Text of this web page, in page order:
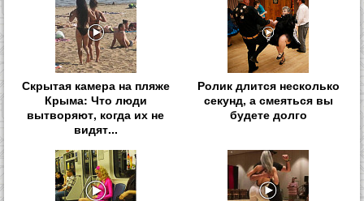
Скрытая камера на пляже
Крыма: Что люди
вытворяют, когда их не
видят...
Ролик длится несколько
секунд, а смеяться вы
будете долго